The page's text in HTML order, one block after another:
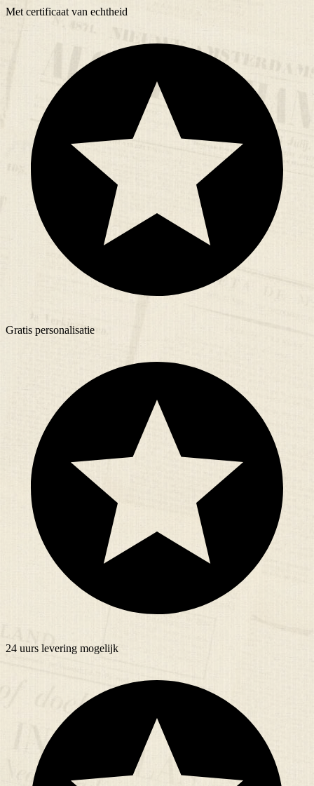
Met certificaat van echtheid
Gratis personalisatie
24 uurs levering mogelijk